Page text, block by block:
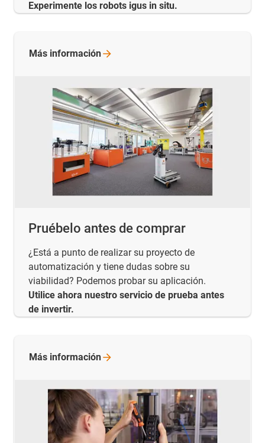
Experimente los robots igus in situ.
Pruébelo antes de comprar
¿Está a punto de realizar su proyecto de
automatización y tiene dudas sobre su
viabilidad? Podemos probar su aplicación.
Utilice ahora nuestro servicio de prueba antes
de invertir.
Más información
Más información